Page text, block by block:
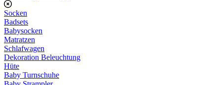
Socken
Badsets
Babysocken
Matratzen
Schlafwagen
Dekoration Beleuchtung
Hüte
Baby Turnschuhe